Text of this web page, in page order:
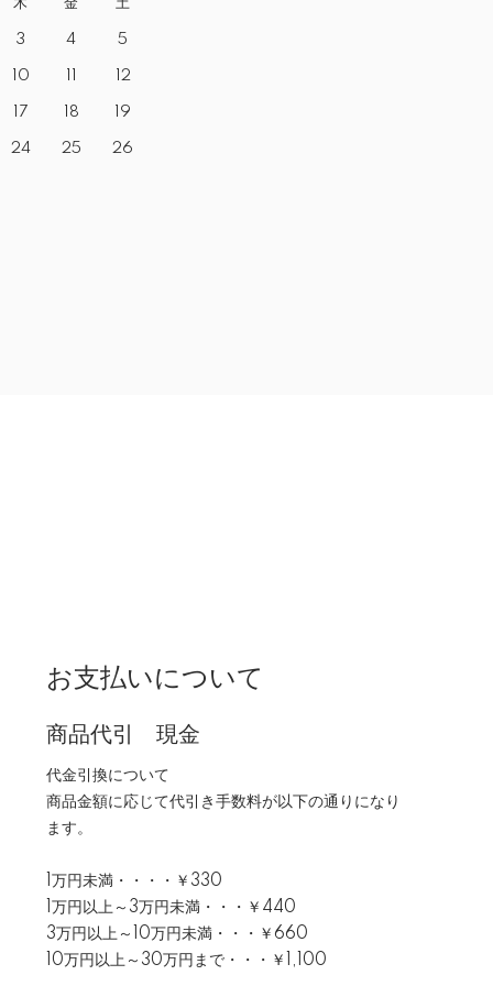
木 金 土
3 4 5
10 12
17 18 19
24 25 26
お支払いについて
商品代引 現金
代金引換について
商品金額に応じて代引き手数料が以下の通りになり
ます。
1万円未満・・・・￥330
1万円以上～3万円未満・・・￥440
3万円以上～10万円未満・・・￥660
10万円以上～30万円まで・・・￥1,100